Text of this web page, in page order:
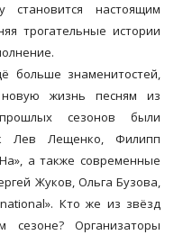
настоящим
трогательные истории
больше знаменитостей,
жизнь песням из
сезонов были
Лев Лещенко, Филипп
а также современные
Жуков, Ольга Бузова,
Кто же из звёзд
сезоне? Организаторы